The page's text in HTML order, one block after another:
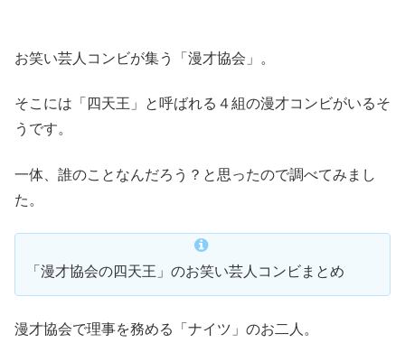
お笑い芸人コンビが集う「漫才協会」。
そこには「四天王」と呼ばれる４組の漫才コンビがいるそ
うです。
一体、誰のことなんだろう？と思ったので調べてみまし
た。
「漫才協会の四天王」のお笑い芸人コンビまとめ
漫才協会で理事を務める「ナイツ」のお二人。